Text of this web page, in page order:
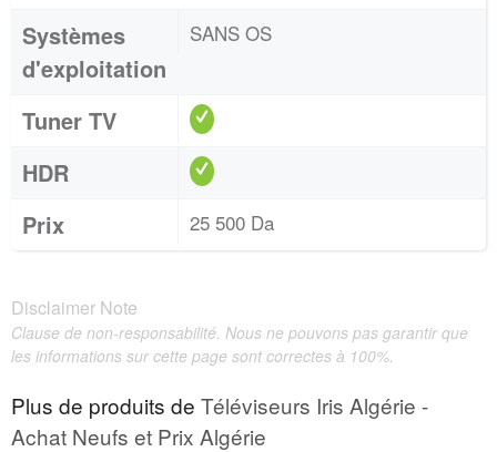
Systèmes
d'exploitation
SANS OS
Tuner TV
HDR
Prix
25 500 Da
Disclaimer Note
Clause de non-responsabilité. Nous ne pouvons pas garantir que
les informations sur cette page sont correctes à 100%.
Plus de produits de Téléviseurs Iris Algérie -
Achat Neufs et Prix Algérie